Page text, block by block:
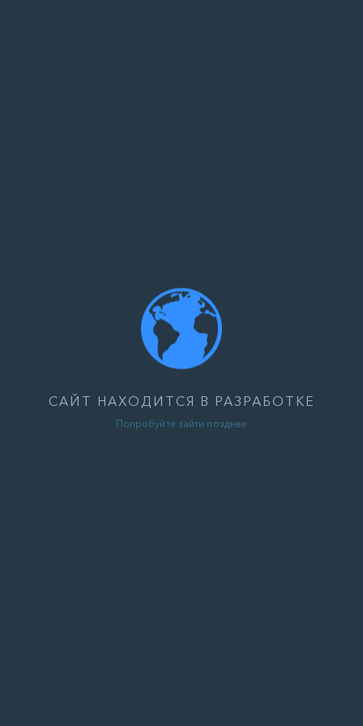
САЙТ НАХОДИТСЯ В РАЗРАБОТКЕ
Попробуйте зайти позднее